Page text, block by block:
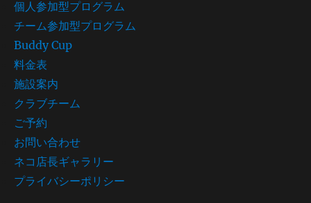
個人参加型プログラム
チーム参加型プログラム
Buddy Cup
料金表
施設案内
クラブチーム
ご予約
お問い合わせ
ネコ店長ギャラリー
プライバシーポリシー